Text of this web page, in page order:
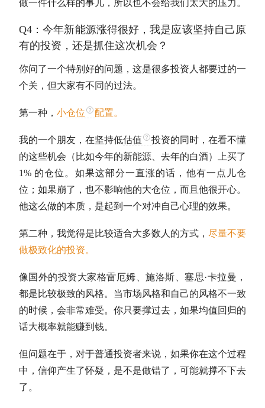
做一件什么样的事儿，所以也不会给我们太大的压力。
Q4：今年新能源涨得很好，我是应该坚持自己原
有的投资，还是抓住这次机会？
你问了一个特别好的问题，这是很多投资人都要过的一
个关，但大家有不同的过法。
第一种， 小仓位 配置。
我的一个朋友，在坚持低估值
投资的同时，在看不懂
的这些机会（比如今年的新能源、去年的白酒）上买了
1% 的仓位 。如果这部分一直涨的话，他有一点儿仓
位 ；如果崩了，也不影响他的大仓位 ，而且他很开心。
他这么做的本质，是起到一个对冲自己心理的效果。
第二种，我觉得是比较适合大多数人的方式， 尽量不要
做极致化的投资。
像国外的投资大家格雷厄姆、施洛斯、塞思·卡拉曼，
都是比较极致的风格。当市场风格和自己的风格不一致
的时候，会非常难受。你只要撑过去，如果均值回归的
话大概率就能赚到钱。
但问题在于，对于普通投资者来说，如果你在这个过程
中，信仰产生了怀疑，是不是做错了，可能就撑不下去
了。